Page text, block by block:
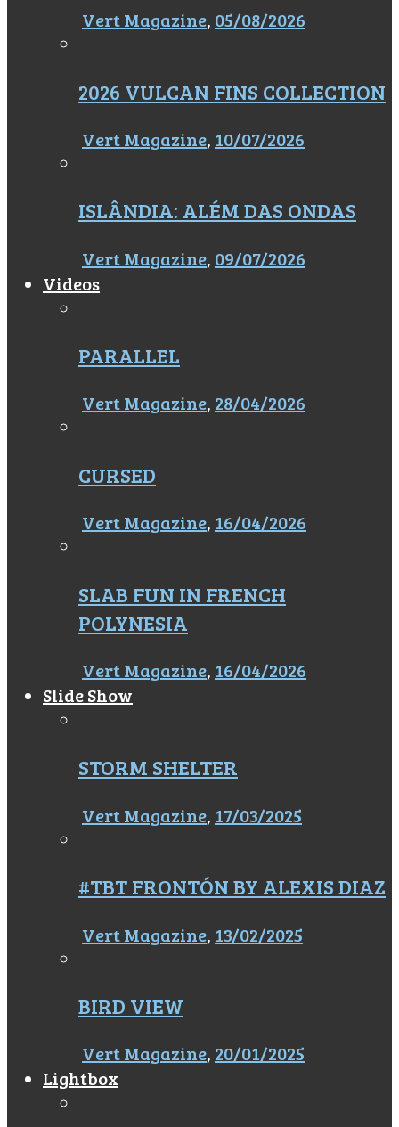
Vert Magazine, 05/08/2026
2026 VULCAN FINS COLLECTION
Vert Magazine, 10/07/2026
ISLÂNDIA: ALÉM DAS ONDAS
Vert Magazine, 09/07/2026
Videos
PARALLEL
Vert Magazine, 28/04/2026
CURSED
Vert Magazine, 16/04/2026
SLAB FUN IN FRENCH
POLYNESIA
Vert Magazine, 16/04/2026
Slide Show
STORM SHELTER
Vert Magazine, 17/03/2025
#TBT FRONTÓN BY ALEXIS DIAZ
Vert Magazine, 13/02/2025
BIRD VIEW
Vert Magazine, 20/01/2025
Lightbox